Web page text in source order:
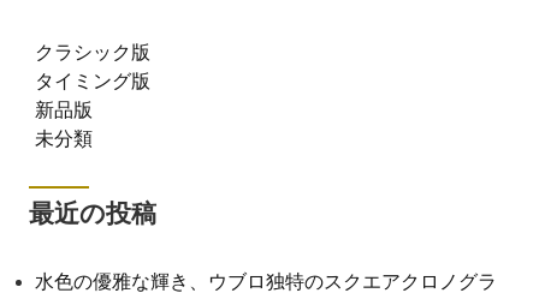
クラシック版
タイミング版
新品版
未分類
最近の投稿
水色の優雅な輝き、ウブロ独特のスクエアクロノグラ